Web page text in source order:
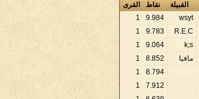
القبيلة نقاط
القرى
wsyt
9.984
1
R.E.C
9.783
1
k;s
9.064
1
مافيا 8.852
1
8.794
1
7.912
1